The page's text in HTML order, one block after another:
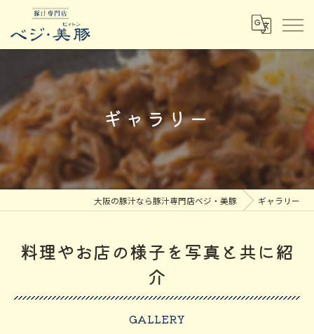
ギャラリー
大阪の豚汁なら豚汁専門店ベジ・美豚 ギャラリー
料理やお店の様子を写真と共に紹
介
GALLERY